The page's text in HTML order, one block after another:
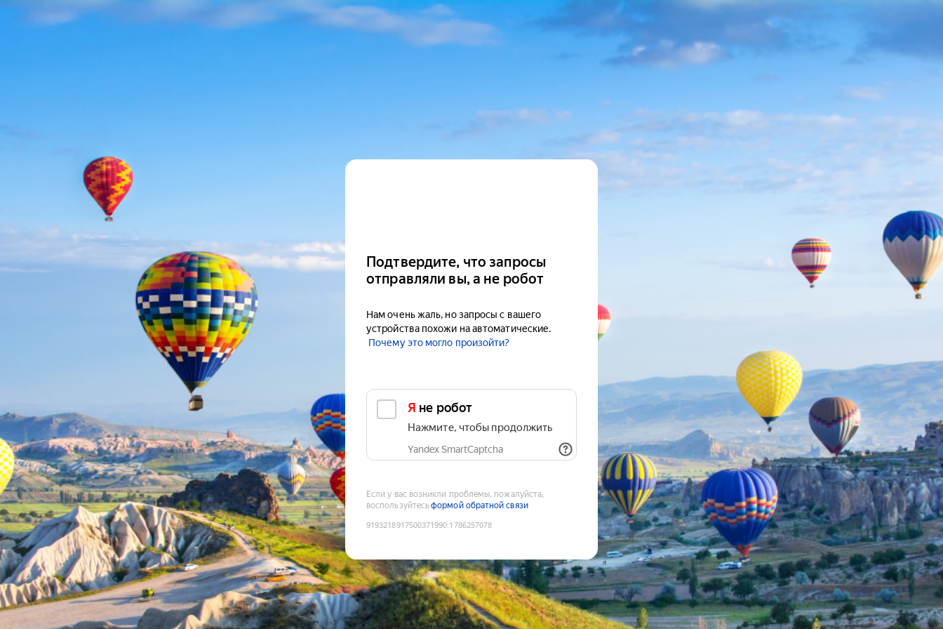
Подтвердите, что запросы
отправляли вы, а не робот
Нам очень жаль, но запросы с вашего
устройства похожи на автоматические.
Почему это могло произойти?
Я не робот
Нажмите, чтобы продолжить
Yandex SmartCaptcha
Если у вас возникли проблемы, пожалуйста,
воспользуйтесьформой обратной связи
9193218917500371990:1786257078